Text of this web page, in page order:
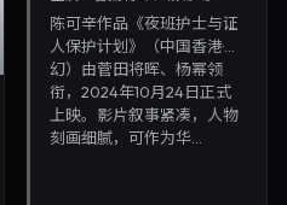
陈可辛作品《夜班护士与证
人保护计划》（中国香港·科
幻）由菅田将晖、杨幂领
衔，2024年10月24日正式
上映。影片叙事紧凑，人物
刻画细腻，可作为华...